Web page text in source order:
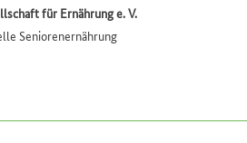
für Ernährung e. V.
Seniorenernährung